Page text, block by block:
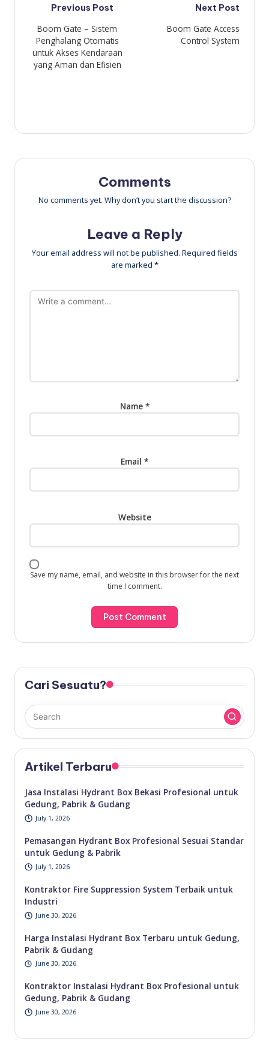
Post
navigation
Previous Post
Boom Gate – Sistem
Penghalang Otomatis
untuk Akses Kendaraan
yang Aman dan Efisien
Next Post
Boom Gate Access
Control System
Comments
No comments yet. Why don’t you start the discussion?
Leave a Reply
Your email address will not be published. Required fields
are marked *
Name *
Email *
Website
Save my name, email, and website in this browser for the next
time I comment.
Cari Sesuatu?
Artikel Terbaru
Jasa Instalasi Hydrant Box Bekasi Profesional untuk
Gedung, Pabrik & Gudang
July 1, 2026
Pemasangan Hydrant Box Profesional Sesuai Standar
untuk Gedung & Pabrik
July 1, 2026
Kontraktor Fire Suppression System Terbaik untuk
Industri
June 30, 2026
Harga Instalasi Hydrant Box Terbaru untuk Gedung,
Pabrik & Gudang
June 30, 2026
Kontraktor Instalasi Hydrant Box Profesional untuk
Gedung, Pabrik & Gudang
June 30, 2026